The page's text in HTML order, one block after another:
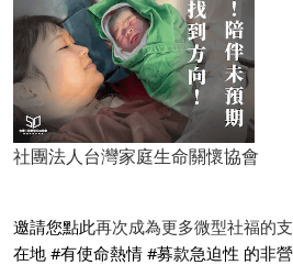
社團法人台灣家庭生命關懷協會
邀請您點此再次成為更多微型社福的
在地 #有使命熱情 #募款急迫性 的非